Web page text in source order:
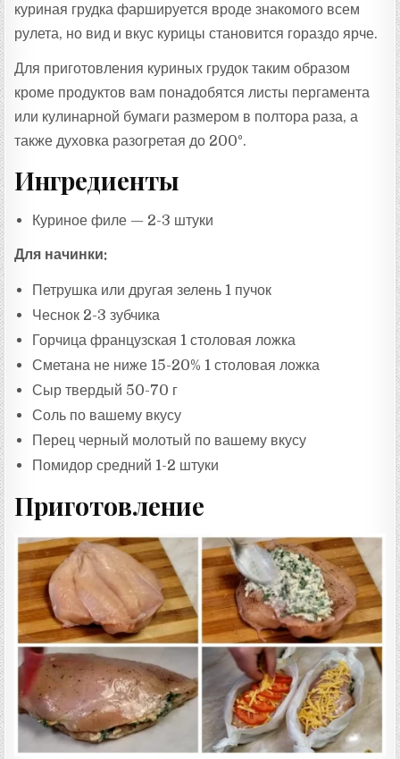
куриная грудка фаршируется вроде знакомого всем
рулета, но вид и вкус курицы становится гораздо ярче.
Для приготовления куриных грудок таким образом
кроме продуктов вам понадобятся листы пергамента
или кулинарной бумаги размером в полтора раза, а
также духовка разогретая до 200°.
Ингредиенты
Куриное филе — 2-3 штуки
Для начинки:
Петрушка или другая зелень 1 пучок
Чеснок 2-3 зубчика
Горчица французская 1 столовая ложка
Сметана не ниже 15-20% 1 столовая ложка
Сыр твердый 50-70 г
Соль по вашему вкусу
Перец черный молотый по вашему вкусу
Помидор средний 1-2 штуки
Приготовление